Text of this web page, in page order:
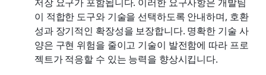
이 적합한 도구와 기술을 선택하도록 안내하며, 호환
성과 장기적인 확장성을 보장합니다. 명확한 기술 사
양은 구현 위험을 줄이고 기술이 발전함에 따라 프로
젝트가 적응할 수 있는 능력을 향상시킵니다.